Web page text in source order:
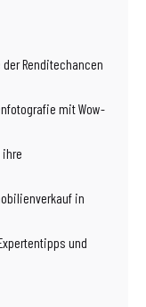
Renditechancen
mit Wow-
ihre
in
und